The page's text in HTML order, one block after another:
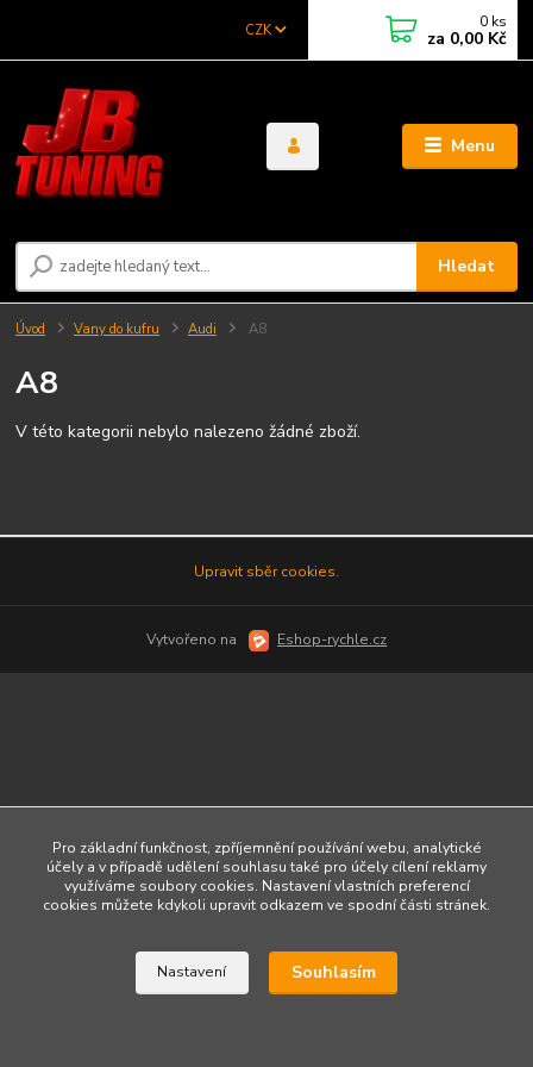
Menu
CZK
Hledat
0 ks
za 0,00 Kč
Úvod Vany do kufru Audi A8
A8
V této kategorii nebylo nalezeno žádné zboží.
Upravit sběr cookies.
Vytvořeno na Eshop-rychle.cz
Pro základní funkčnost, zpříjemnění používání webu, analytické
účely a v případě udělení souhlasu také pro účely cílení reklamy
využíváme soubory cookies. Nastavení vlastních preferencí
cookies můžete kdykoli upravit odkazem ve spodní části stránek.
Nastavení Souhlasím